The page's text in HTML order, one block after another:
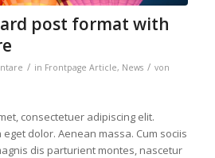
post format with
/ in Frontpage Article, News / von
consectetuer adipiscing elit.
dolor. Aenean massa. Cum sociis
dis parturient montes, nascetur